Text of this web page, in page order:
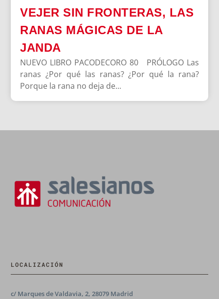
VEJER SIN FRONTERAS, LAS
RANAS MÁGICAS DE LA
JANDA
NUEVO LIBRO PACODECORO 80 PRÓLOGO Las
ranas ¿Por qué las ranas? ¿Por qué la rana?
Porque la rana no deja de...
LOCALIZACIÓN
c/ Marques de Valdavia, 2, 28079 Madrid